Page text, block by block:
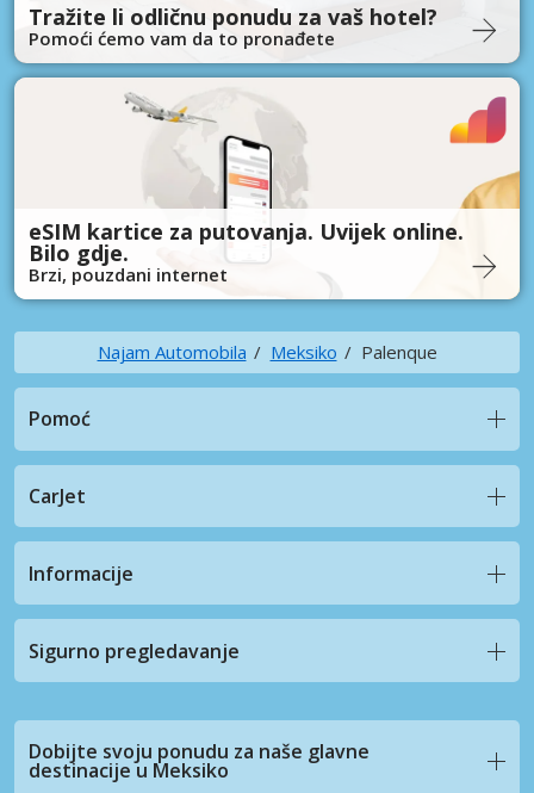
Tražite li odličnu ponudu za vaš hotel?
Pomoći ćemo vam da to pronađete
eSIM kartice za putovanja. Uvijek online.
Bilo gdje.
Brzi, pouzdani internet
Najam Automobila Meksiko Palenque
Pomoć
CarJet
Informacije
Sigurno pregledavanje
Dobijte svoju ponudu za naše glavne
destinacije u Meksiko